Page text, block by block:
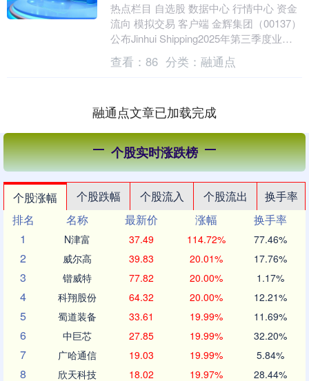
热点栏目 自选股 数据中心 行情中心 资金
流向 模拟交易 客户端 金辉集团（00137）
公布Jinhui Shipping2025年第三季度业
绩，营业收入为40....
查看： 86 分类： 融通点
融通点文章已加载完成
个股实时涨跌榜
个股涨幅 个股跌幅 个股流入 个股流出
换手率
排名
名称 最新价 涨幅
换手率
1
N津富 37.49 114.72% 77.46%
2 威尔高 39.83 20.01% 17.76%
3 锴威特 77.82 20.00% 1.17%
4 科翔股份 64.32 20.00% 12.21%
5 蜀道装备 33.61 19.99% 11.69%
6 中巨芯 27.85 19.99% 32.20%
7 广哈通信 19.03 19.99% 5.84%
8 欣天科技 18.02 19.97% 28.44%